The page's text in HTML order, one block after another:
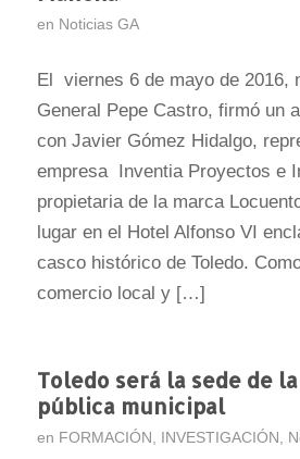
en Noticias GA
El viernes 6 de mayo de 2016,
General Pepe Castro, firmó un
con Javier Gómez Hidalgo,
empresa Inventia Proyectos e
propietaria de la marca
lugar en el Hotel Alfonso VI
casco histórico de Toledo.
comercio local y […]
Toledo será la sede de
pública municipal
en FORMACIÓN , INVESTIGACIÓN ,